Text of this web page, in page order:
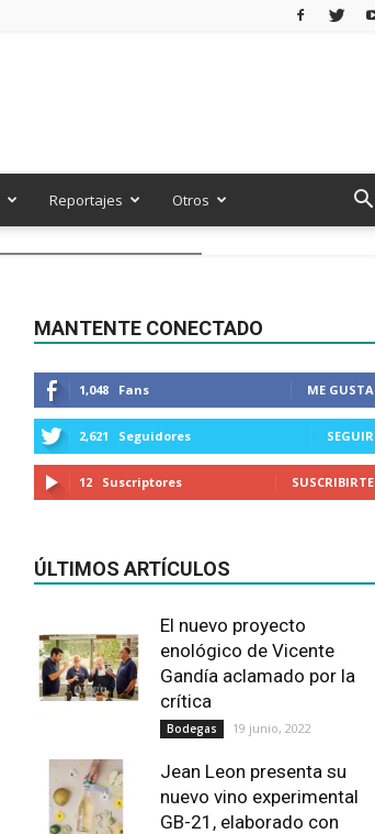
Reportajes Otros
MANTENTE CONECTADO
1,048 Fans ME GUSTA
2,621 Seguidores SEGUIR
12 Suscriptores SUSCRIBIRTE
ÚLTIMOS ARTÍCULOS
El nuevo proyecto
enológico de Vicente
Gandía aclamado por la
crítica
Bodegas 19 junio, 2022
Jean Leon presenta su
nuevo vino experimental
GB-21, elaborado con